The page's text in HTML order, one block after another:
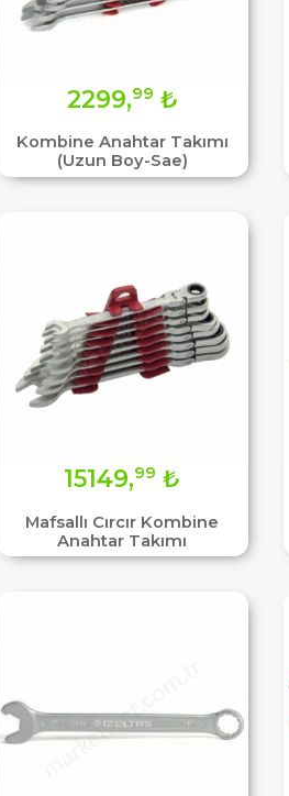
Kombine Anahtar Takımı
(Uzun Boy-Sae)
2299,99 ₺
Mafsallı Cırcır Kombine
Anahtar Takımı
15149,99 ₺